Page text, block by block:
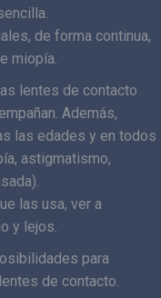
de forma continua,
miopía.
lentes de contacto
Además,
las edades y en todos
astigmatismo,
las usa, ver a
y lejos.
para
de contacto.